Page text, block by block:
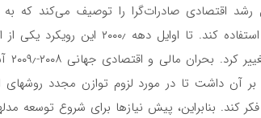
اقتصادی صادرات‌گرا را توصیف‌ می‌کند که به
زنجیره‌های تولید جهانی استفاده
آن داشت تا در مورد لزوم توازن مجدد روشهای
کند. بنابراین، پیش نیازها برای شروع توسعه